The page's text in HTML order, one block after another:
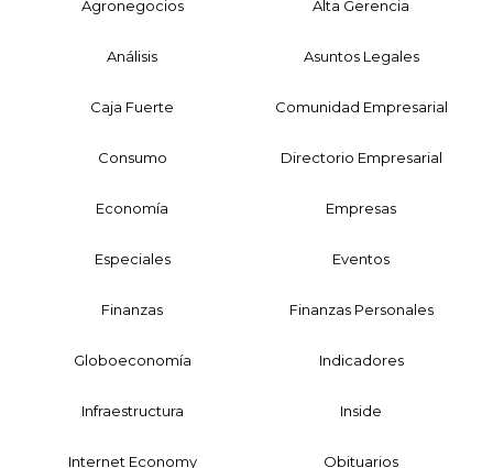
Agronegocios Alta Gerencia
Análisis Asuntos Legales
Caja Fuerte Comunidad Empresarial
Consumo Directorio Empresarial
Economía Empresas
Especiales Eventos
Finanzas Finanzas Personales
Globoeconomía Indicadores
Infraestructura Inside
Internet Economy Obituarios